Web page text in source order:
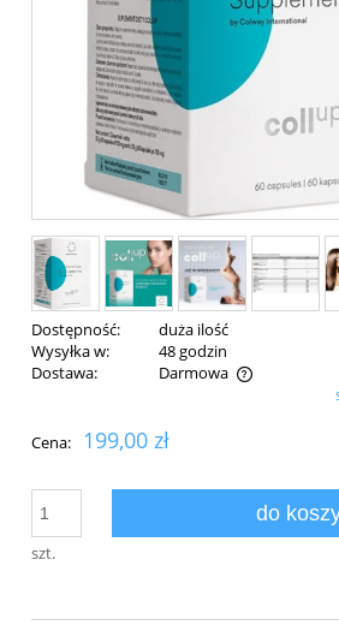
Dostępność:
duża ilość
Wysyłka w:
48 godzin
Dostawa:
Darmowa
Cena nie zawiera ewentualnych
Cena: 199,00 zł
szt.
do